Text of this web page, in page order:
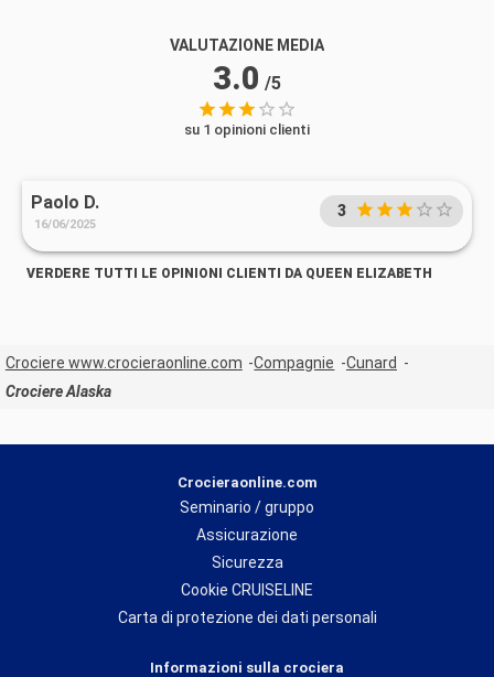
VALUTAZIONE MEDIA
3.0 /5
su 1 opinioni clienti
Paolo D.
16/06/2025
3
VERDERE TUTTI LE OPINIONI CLIENTI DA QUEEN ELIZABETH
Crociere www.crocieraonline.com Compagnie
Cunard
Crociere Alaska
Crocieraonline.com
Seminario / gruppo
Assicurazione
Sicurezza
Cookie CRUISELINE
Carta di protezione dei dati personali
Informazioni sulla crociera